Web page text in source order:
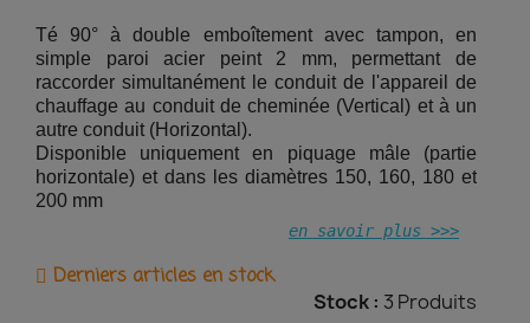
Té 90° à double emboîtement avec tampon, en
simple paroi acier peint 2 mm, permettant de
raccorder simultanément le conduit de l'appareil de
chauffage au conduit de cheminée (Vertical) et à un
autre conduit (Horizontal).
Disponible uniquement en piquage mâle (partie
horizontale) et dans les diamètres 150, 160, 180 et
200 mm
en savoir plus >>>
Derniers articles en stock
Stock : 3 Produits